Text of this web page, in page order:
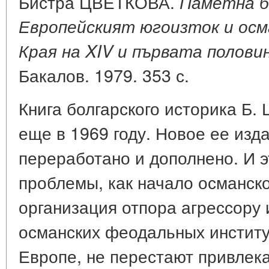
Европейският югоизток и
Края на XIV и първата
Бакалов. 1979. 353 с.
Книга болгарского историка
еще в 1969 году. Новое ее
переработано и дополнено. И
проблемы, как начало
организация отпора
османских феодальных
Европе, не перестают